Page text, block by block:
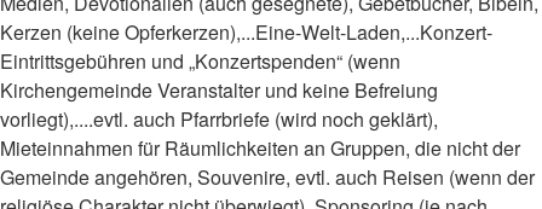
Kerzen (keine Opferkerzen),...Eine-Welt-Laden,...Konzert-
Eintrittsgebühren und „Konzertspenden“ (wenn
Kirchengemeinde Veranstalter und keine Befreiung
vorliegt),....evtl. auch Pfarrbriefe (wird noch geklärt),
Mieteinnahmen für Räumlichkeiten an Gruppen, die nicht der
Gemeinde angehören, Souvenire, evtl. auch Reisen (wenn der